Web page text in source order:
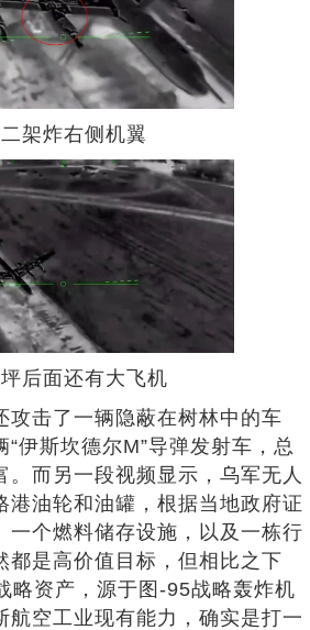
架炸右侧机翼
后面还有大飞机
攻击了一辆隐蔽在树林中的车
伊斯坎德尔M”导弹发射车，总
。而另一段视频显示，乌军无人
港油轮和油罐，根据当地政府证
一个燃料储存设施，以及一栋行
都是高价值目标，但相比之下
略资产，源于图-95战略轰炸机
航空工业现有能力，确实是打一